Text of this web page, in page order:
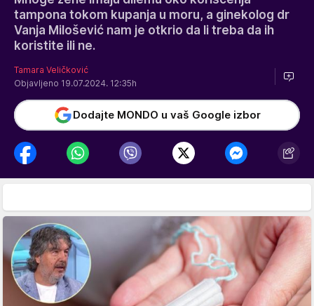
tampona tokom kupanja u moru, a ginekolog dr
Vanja Milošević nam je otkrio da li treba da ih
koristite ili ne.
Tamara Veličković
Objavljeno 19.07.2024. 12:35h
Dodajte MONDO u vaš Google izbor